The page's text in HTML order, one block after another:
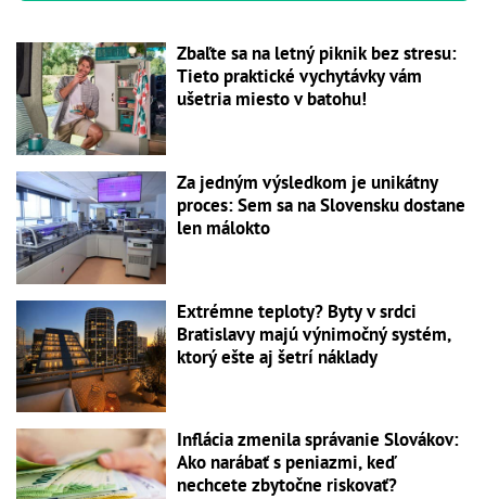
Zbaľte sa na letný piknik bez stresu:
Tieto praktické vychytávky vám
ušetria miesto v batohu!
Za jedným výsledkom je unikátny
proces: Sem sa na Slovensku dostane
len málokto
Extrémne teploty? Byty v srdci
Bratislavy majú výnimočný systém,
ktorý ešte aj šetrí náklady
Inflácia zmenila správanie Slovákov:
Ako narábať s peniazmi, keď
nechcete zbytočne riskovať?